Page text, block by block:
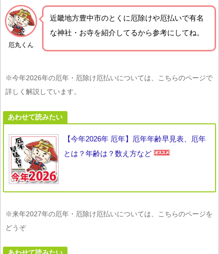
厄丸くん
近畿地方豊中市のとくに厄除けや厄払いで有名
な神社・お寺を紹介 してるから参考にしてね。
※今年2026年の厄年・厄除け厄払いについては、こちらのページで
詳しく解説しています。
あわせて読みたい
【今年2026年 厄年】厄年年齢早見表、厄年
とは？年齢は？数え方など
※来年2027年の厄年・厄除け厄払いについては、こちらのページを
どうぞ